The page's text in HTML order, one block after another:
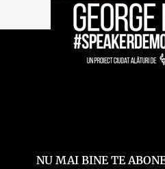
NU MAI BINE TE